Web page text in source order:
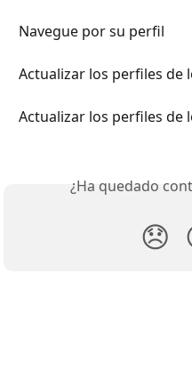
Navegue por su perfil
Actualizar los perfiles de
Actualizar los perfiles de
¿Ha quedado
😞